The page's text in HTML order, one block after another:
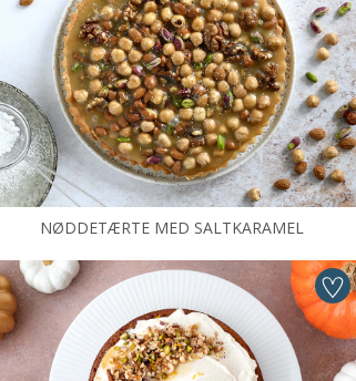
NØDDETÆRTE MED SALTKARAMEL